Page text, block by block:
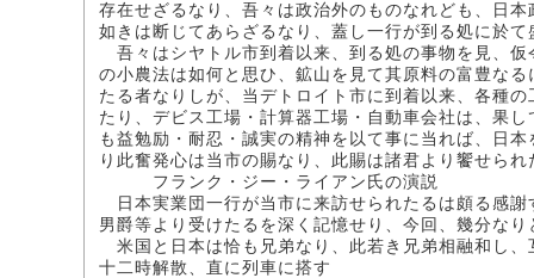
存在せざるなり、吾々は政治外のものなれども、日
如きは断じてあらざるなり、蓋し一行が到る処に於
吾々はシヤトル市到着以来、到る処の事物を見、
の小農法は如何と思ひ、鉱山を見て其原料の富豊な
たる者なりしが、当デトロイト市に到着以来、各種
たり、デビス工場・計算器工場・自動車会社は、果
も益勉励・耐忍・誠実の精神を以て事に当れば、日
り此奮発心は当市の賜なり、此賜は諸君より饗せら
フランク・ジー・ライアン氏の演説
日本実業団一行が当市に来訪せられたるは頗る感
男爵等より受けたるを深く記憶せり、今回、幾分な
米国と日本は恰も兄弟なり、此若き兄弟相融和し
十二時解散、直に列車に搭す